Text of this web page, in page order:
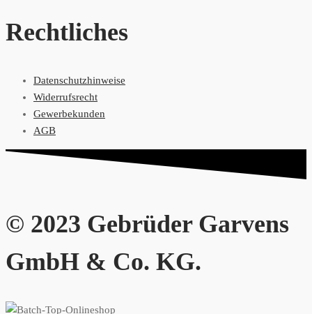
Rechtliches
Datenschutzhinweise
Widerrufsrecht
Gewerbekunden
AGB
© 2023 Gebrüder Garvens
GmbH & Co. KG.